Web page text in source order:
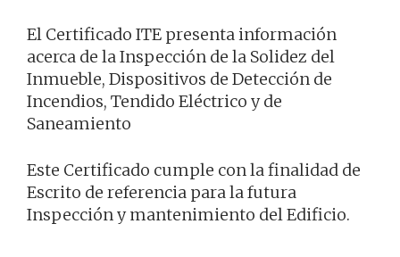
El Certificado ITE presenta información
acerca de la Inspección de la Solidez del
Inmueble, Dispositivos de Detección de
Incendios, Tendido Eléctrico y de
Saneamiento
Este Certificado cumple con la finalidad de
Escrito de referencia para la futura
Inspección y mantenimiento del Edificio.